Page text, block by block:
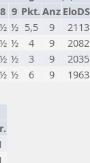
8 9 Pkt.Anz EloDS
½ ½ 5,5 9 2113
½ ½ 4 9 2082
½ ½ 3 9 2035
½ ½ 6 9 1963